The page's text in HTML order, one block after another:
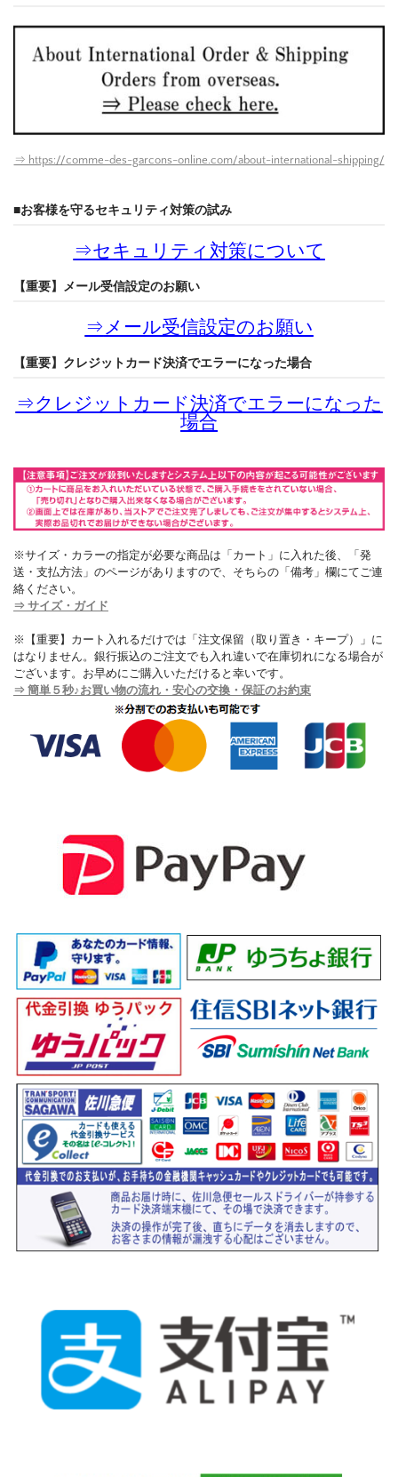
⇒ https://comme-des-garcons-online.com/about-international-shipping/
■お客様を守るセキュリティ対策の試み
⇒セキュリティ対策について
【重要】メール受信設定のお願い
⇒メール受信設定のお願い
【重要】クレジットカード決済でエラーになった場合
⇒クレジットカード決済でエラーになった
場合
※サイズ・カラーの指定が必要な商品は「カート」に入れた後、「発
送・支払方法」のページがありますので、そちらの「備考」欄にてご連
絡ください。
⇒ サイズ・ガイド
※【重要】カート入れるだけでは「注文保留（取り置き・キープ）」に
はなりません。銀行振込のご注文でも入れ違いで在庫切れになる場合が
ございます。お早めにご購入いただけると幸いです。
⇒ 簡単５秒♪お買い物の流れ・安心の交換・保証のお約束